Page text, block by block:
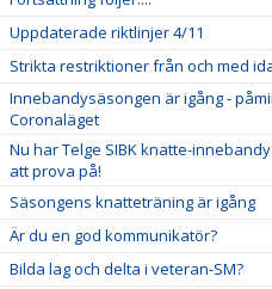
Uppdaterade riktlinjer 4/11
Strikta restriktioner från och med
Innebandysäsongen är igång -
Coronaläget
Nu har Telge SIBK knatte-
att prova på!
Säsongens knatteträning är igång
Är du en god kommunikatör?
Bilda lag och delta i veteran-SM?